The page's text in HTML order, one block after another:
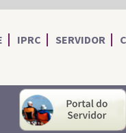
IPRC SERVIDOR